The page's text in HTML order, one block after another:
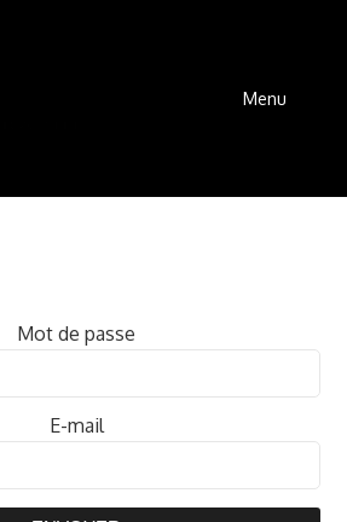
Menu
Mot de passe
E-mail